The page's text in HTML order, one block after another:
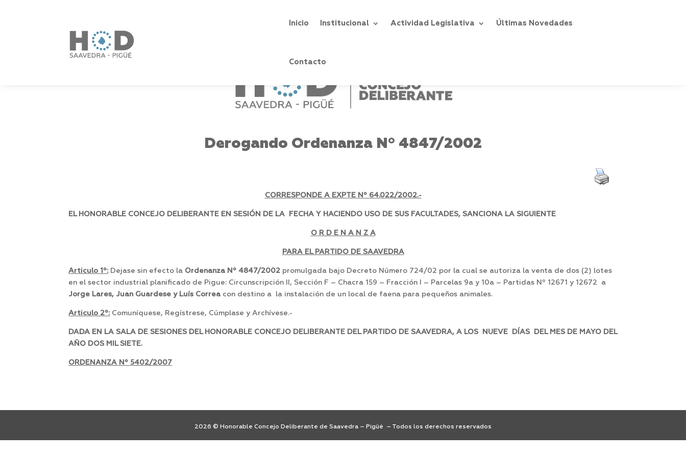
Inicio Institucional Actividad Legislativa Últimas Novedades
Contacto
Derogando Ordenanza Nº 4847/2002
CORRESPONDE A EXPTE Nº 64.022/2002.-
EL HONORABLE CONCEJO DELIBERANTE EN SESIÓN DE LA FECHA Y HACIENDO USO DE SUS FACULTADES, SANCIONA LA SIGUIENTE
O R D E N A N Z A
PARA EL PARTIDO DE SAAVEDRA
Articulo 1º: Dejase sin efecto la Ordenanza N º 4847/2002 promulgada bajo Decreto Número 724/02 por la cual se autoriza la venta de dos (2) lotes
en el sector industrial planificado de Pigue: Circunscripción II, Sección F – Chacra 159 – Fracción I – Parcelas 9a y 10a – Partidas Nº 12671 y 12672 a
Jorge Lares, Juan Guardese y Luís Correa con destino a la instalación de un local de faena para pequeños animales.
Articulo 2º: Comuníquese, Regístrese, Cúmplase y Archívese.-
DADA EN LA SALA DE SESIONES DEL HONORABLE CONCEJO DELIBERANTE DEL PARTIDO DE SAAVEDRA, A LOS NUEVE DÍAS DEL MES DE MAYO DEL
AÑO DOS MIL SIETE.
ORDENANZA Nº 5402/2007
2026 © Honorable Concejo Deliberante de Saavedra – Pigüé – Todos los derechos reservados